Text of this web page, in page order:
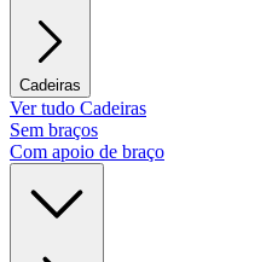
Cadeiras
Ver tudo Cadeiras
Sem braços
Com apoio de braço